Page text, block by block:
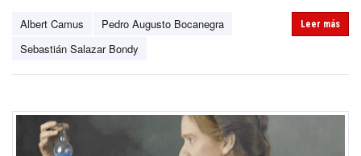
Albert Camus
Pedro Augusto Bocanegra
Sebastián Salazar Bondy
Leer más